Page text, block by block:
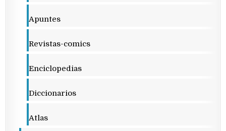
Apuntes
Revistas-comics
Enciclopedias
Diccionarios
Atlas